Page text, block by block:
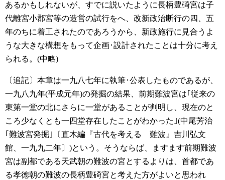
あるかもしれないが、すでに説いたように長柄豊碕宮は子
代離宮小郡宮等の造営の試行をへ、改新政治断行の四、五
年のちに着工されたのであろうから、新政施行に見合うよ
うな大きな構想をもって企画･設計されたことは十分に考え
られる。(中略)
〔追記〕本章は一九八七年に執筆･公表したものであるが、
一九八九年(平成元年)の発掘の結果、前期難波宮は｢従来の
東第一堂の北にさらに一堂があることが判明し、現在のと
ころ少なくとも一四堂存在したことがわかった｣(中尾芳治
｢難波宮発掘｣〔直木編『古代を考える 難波』吉川弘文
館、一九九二年〕)という。そうならば、ますます前期難波
宮は副都である天武朝の難波の宮とするよりは、首都であ
る孝徳朝の難波の長柄豊碕宮と考えた方がよいと思われ